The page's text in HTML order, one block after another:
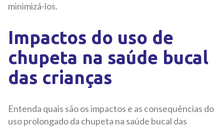
minimizá-los.
Impactos do uso de
chupeta na saúde bucal
das crianças
Entenda quais são os impactos e as consequências do
uso prolongado da chupeta na saúde bucal das